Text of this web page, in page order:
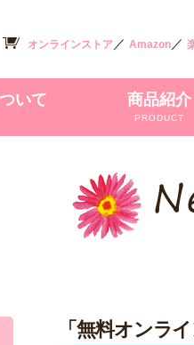
オンラインストア／ Amazon／
いて 商品紹介
PRODUCT
「無料オンラ